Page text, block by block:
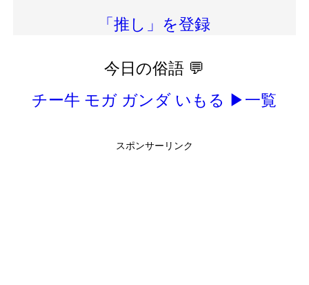
「推し」を登録
今日の俗語 💬
チー牛 モガ ガンダ いもる ▶一覧
スポンサーリンク